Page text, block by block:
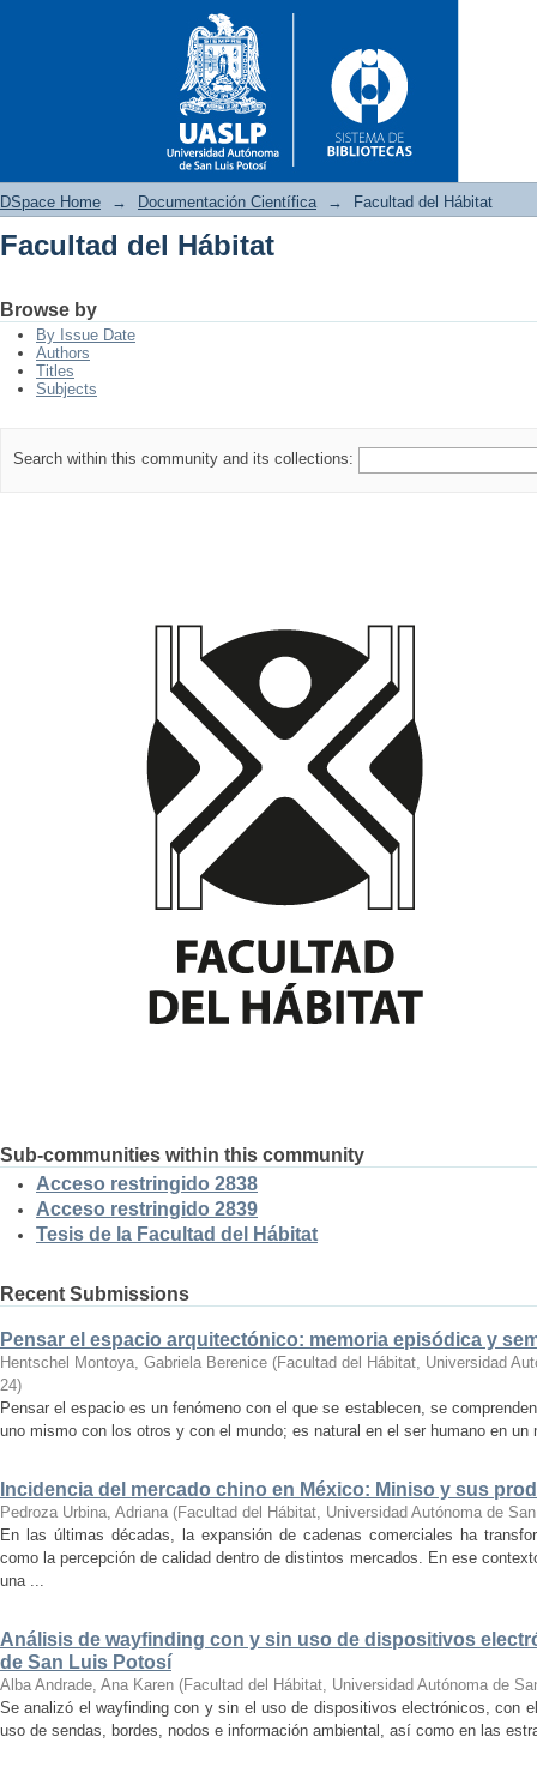
DSpace Home → Documentación Científica → Facultad del Hábitat
Facultad del Hábitat
Browse by
By Issue Date
Authors
Titles
Subjects
Search within this community and its collections:
Sub-communities within this community
Acceso restringido 2838
Acceso restringido 2839
Tesis de la Facultad del Hábitat
Recent Submissions
Pensar el espacio arquitectónico: memoria episódica y
Hentschel Montoya, Gabriela Berenice (Facultad del Hábitat, Universidad
24)
Pensar el espacio es un fenómeno con el que se establecen, se
uno mismo con los otros y con el mundo; es natural en el ser humano en
Incidencia del mercado chino en México: Miniso y sus
Pedroza Urbina, Adriana (Facultad del Hábitat, Universidad Autónoma de
En las últimas décadas, la expansión de cadenas comerciales ha
como la percepción de calidad dentro de distintos mercados. En ese
una ...
Análisis de wayfinding con y sin uso de dispositivos
de San Luis Potosí
Alba Andrade, Ana Karen (Facultad del Hábitat, Universidad Autónoma de
Se analizó el wayfinding con y sin el uso de dispositivos electrónicos, con
uso de sendas, bordes, nodos e información ambiental, así como en las